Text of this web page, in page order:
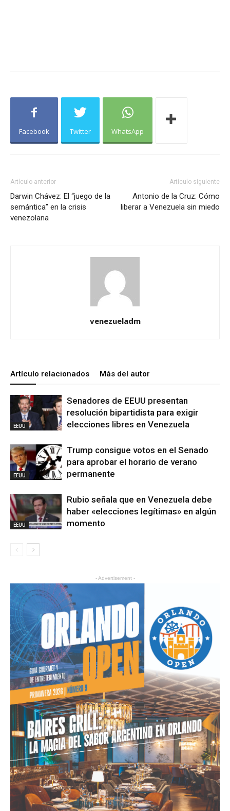
Facebook Twitter WhatsApp
Artículo anterior
Darwin Chávez: El “juego de la
semántica” en la crisis
venezolana
Artículo siguiente
Antonio de la Cruz: Cómo
liberar a Venezuela sin miedo
venezueladm
Artículo relacionados Más del autor
EEUU
Senadores de EEUU presentan
resolución bipartidista para exigir
elecciones libres en Venezuela
EEUU
Trump consigue votos en el Senado
para aprobar el horario de verano
permanente
EEUU
Rubio señala que en Venezuela debe
haber «elecciones legítimas» en algún
momento
- Advertisement -